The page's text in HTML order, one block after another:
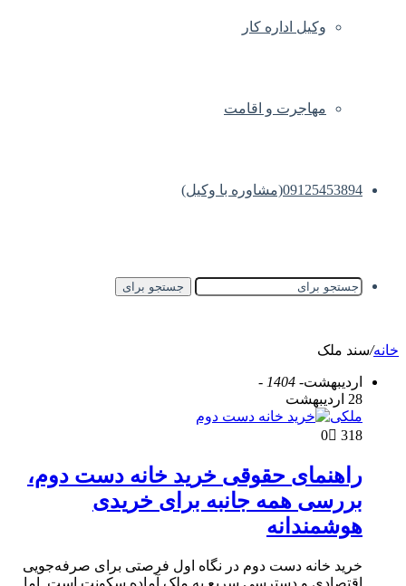
وکیل اداره کار
مهاجرت و اقامت
09125453894(مشاوره با وکیل)
جستجو برای
خانه/سند ملک
اردیبهشت- 1404 -
28 اردیبهشت
ملکی
0
318
راهنمای حقوقی خرید خانه دست دوم،
بررسی همه جانبه برای خریدی
هوشمندانه
خرید خانه دست دوم در نگاه اول فرصتی برای صرفه‌جویی
اقتصادی و دسترسی سریع به ملک آماده سکونت است. اما…